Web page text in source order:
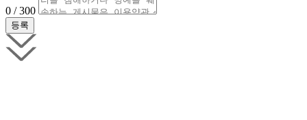
0 / 300